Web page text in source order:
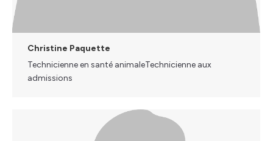
Christine Paquette
Technicienne en santé animaleTechnicienne aux
admissions